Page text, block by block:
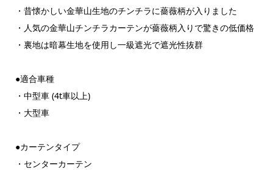
・昔懐かしい金華山生地のチンチラに薔薇柄が入りました
・人気の金華山チンチラカーテンが薔薇柄入りで驚きの低価格
・裏地は暗幕生地を使用し一級遮光で遮光性抜群
●適合車種
・中型車 (4t車以上)
・大型車
●カーテンタイプ
・センターカーテン